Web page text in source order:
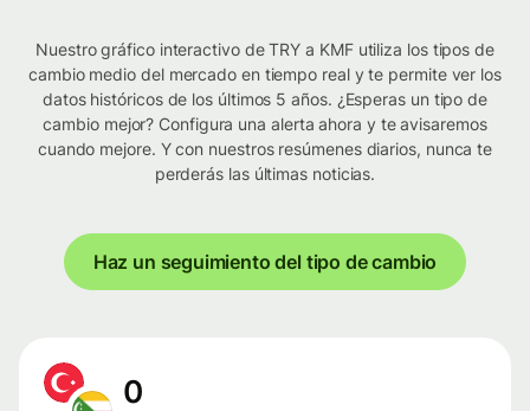
Nuestro gráfico interactivo de TRY a KMF utiliza los tipos de
cambio medio del mercado en tiempo real y te permite ver los
datos históricos de los últimos 5 años. ¿Esperas un tipo de
cambio mejor? Configura una alerta ahora y te avisaremos
cuando mejore. Y con nuestros resúmenes diarios, nunca te
perderás las últimas noticias.
Haz un seguimiento del tipo de cambio
0